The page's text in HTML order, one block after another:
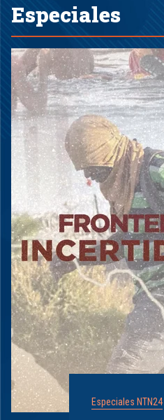
Especiales
Especiales NTN24